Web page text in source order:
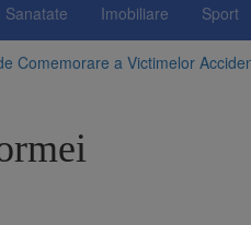
Sanatate Imobiliare Sport
Comemorare a Victimelor
de energie. Nivelul
luminii pe timpul nopții, nu